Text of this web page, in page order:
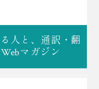
人と、 通訳・翻
Webマガジン